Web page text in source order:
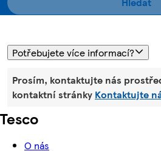
Potřebujete více informací?
Prosím, kontaktujte nás
kontaktní stránky Kontaktujte
Tesco
O nás